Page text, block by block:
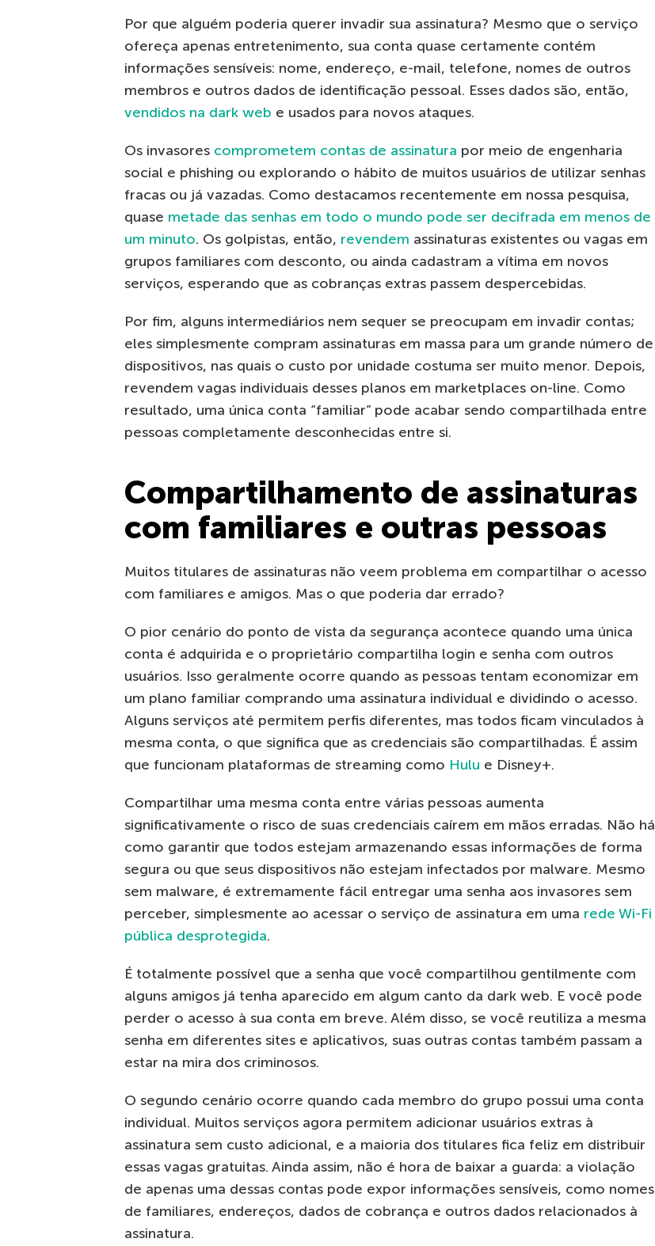
Por que alguém poderia querer invadir sua assinatura? Mesmo que o serviço
ofereça apenas entretenimento, sua conta quase certamente contém
informações sensíveis: nome, endereço, e-mail, telefone, nomes de outros
membros e outros dados de identificação pessoal. Esses dados são, então,
vendidos na dark web e usados para novos ataques.
Os invasores comprometem contas de assinatura por meio de engenharia
social e phishing ou explorando o hábito de muitos usuários de utilizar senhas
fracas ou já vazadas. Como destacamos recentemente em nossa pesquisa,
quase metade das senhas em todo o mundo pode ser decifrada em menos de
um minuto. Os golpistas, então, revendem assinaturas existentes ou vagas em
grupos familiares com desconto, ou ainda cadastram a vítima em novos
serviços, esperando que as cobranças extras passem despercebidas.
Por fim, alguns intermediários nem sequer se preocupam em invadir contas;
eles simplesmente compram assinaturas em massa para um grande número de
dispositivos, nas quais o custo por unidade costuma ser muito menor. Depois,
revendem vagas individuais desses planos em marketplaces on-line. Como
resultado, uma única conta “familiar” pode acabar sendo compartilhada entre
pessoas completamente desconhecidas entre si.
Compartilhamento de assinaturas
com familiares e outras pessoas
Muitos titulares de assinaturas não veem problema em compartilhar o acesso
com familiares e amigos. Mas o que poderia dar errado?
O pior cenário do ponto de vista da segurança acontece quando uma única
conta é adquirida e o proprietário compartilha login e senha com outros
usuários. Isso geralmente ocorre quando as pessoas tentam economizar em
um plano familiar comprando uma assinatura individual e dividindo o acesso.
Alguns serviços até permitem perfis diferentes, mas todos ficam vinculados à
mesma conta, o que significa que as credenciais são compartilhadas. É assim
que funcionam plataformas de streaming como Hulu e Disney+.
Compartilhar uma mesma conta entre várias pessoas aumenta
significativamente o risco de suas credenciais caírem em mãos erradas. Não há
como garantir que todos estejam armazenando essas informações de forma
segura ou que seus dispositivos não estejam infectados por malware. Mesmo
sem malware, é extremamente fácil entregar uma senha aos invasores sem
perceber, simplesmente ao acessar o serviço de assinatura em uma rede Wi-Fi
pública desprotegida.
É totalmente possível que a senha que você compartilhou gentilmente com
alguns amigos já tenha aparecido em algum canto da dark web. E você pode
perder o acesso à sua conta em breve. Além disso, se você reutiliza a mesma
senha em diferentes sites e aplicativos, suas outras contas também passam a
estar na mira dos criminosos.
O segundo cenário ocorre quando cada membro do grupo possui uma conta
individual. Muitos serviços agora permitem adicionar usuários extras à
assinatura sem custo adicional, e a maioria dos titulares fica feliz em distribuir
essas vagas gratuitas. Ainda assim, não é hora de baixar a guarda: a violação
de apenas uma dessas contas pode expor informações sensíveis, como nomes
de familiares, endereços, dados de cobrança e outros dados relacionados à
assinatura.